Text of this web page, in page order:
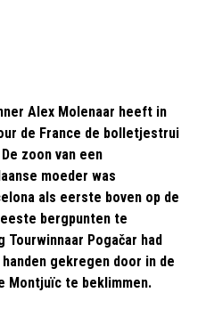
Alex Molenaar heeft in
de France de bolletjestrui
zoon van een
moeder was
als eerste boven op de
bergpunten te
Tourwinnaar Pogačar had
gekregen door in de
Montjuïc te beklimmen.